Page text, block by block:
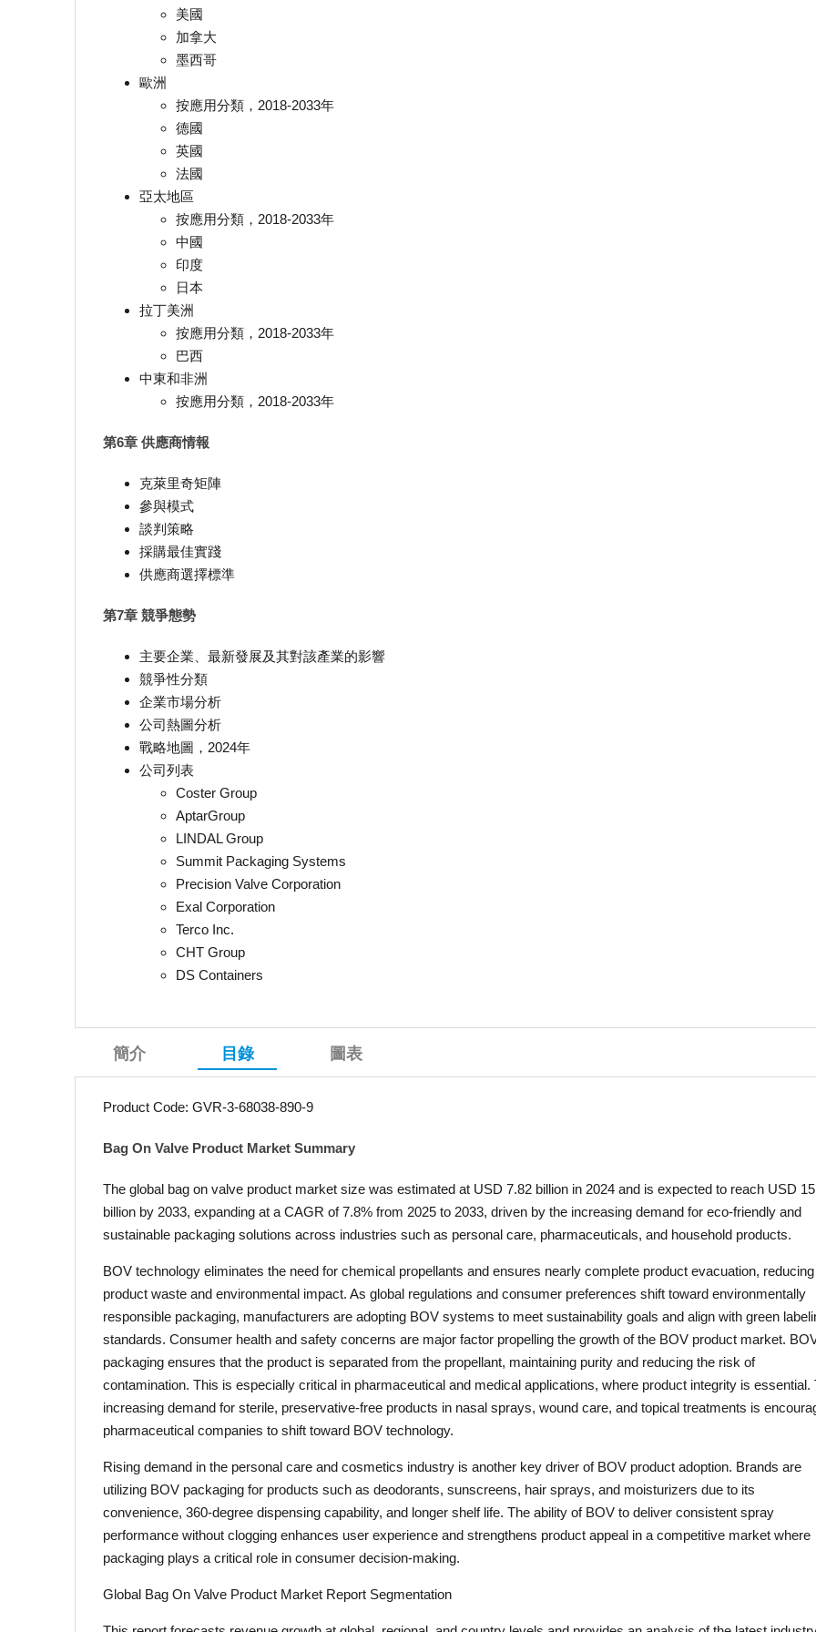
美國
加拿大
墨西哥
歐洲
按應用分類，2018-2033年
德國
英國
法國
亞太地區
按應用分類，2018-2033年
中國
印度
日本
拉丁美洲
按應用分類，2018-2033年
巴西
中東和非洲
按應用分類，2018-2033年
第6章 供應商情報
克萊里奇矩陣
參與模式
談判策略
採購最佳實踐
供應商選擇標準
第7章 競爭態勢
主要企業、最新發展及其對該產業的影響
競爭性分類
企業市場分析
公司熱圖分析
戰略地圖，2024年
公司列表
Coster Group
AptarGroup
LINDAL Group
Summit Packaging Systems
Precision Valve Corporation
Exal Corporation
Terco Inc.
CHT Group
DS Containers
簡介 目錄 圖表
Product Code: GVR-3-68038-890-9
Bag On Valve Product Market Summary
The global bag on valve product market size was estimated at USD 7.82 billion in 2024 and is expected to reach USD
billion by 2033, expanding at a CAGR of 7.8% from 2025 to 2033, driven by the increasing demand for eco-friendly and
sustainable packaging solutions across industries such as personal care, pharmaceuticals, and household products.
BOV technology eliminates the need for chemical propellants and ensures nearly complete product evacuation, reducing
product waste and environmental impact. As global regulations and consumer preferences shift toward environmentally
responsible packaging, manufacturers are adopting BOV systems to meet sustainability goals and align with green
standards. Consumer health and safety concerns are major factor propelling the growth of the BOV product market.
packaging ensures that the product is separated from the propellant, maintaining purity and reducing the risk of
contamination. This is especially critical in pharmaceutical and medical applications, where product integrity is essential.
increasing demand for sterile, preservative-free products in nasal sprays, wound care, and topical treatments is
pharmaceutical companies to shift toward BOV technology.
Rising demand in the personal care and cosmetics industry is another key driver of BOV product adoption. Brands are
utilizing BOV packaging for products such as deodorants, sunscreens, hair sprays, and moisturizers due to its
convenience, 360-degree dispensing capability, and longer shelf life. The ability of BOV to deliver consistent spray
performance without clogging enhances user experience and strengthens product appeal in a competitive market where
packaging plays a critical role in consumer decision-making.
Global Bag On Valve Product Market Report Segmentation